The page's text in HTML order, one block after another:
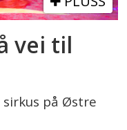
vei til
på Østre